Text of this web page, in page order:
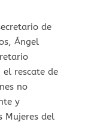
de
Ángel
el rescate de
no
y
Mujeres del